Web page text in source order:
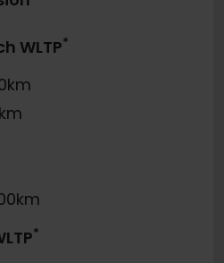
WLTP*
*